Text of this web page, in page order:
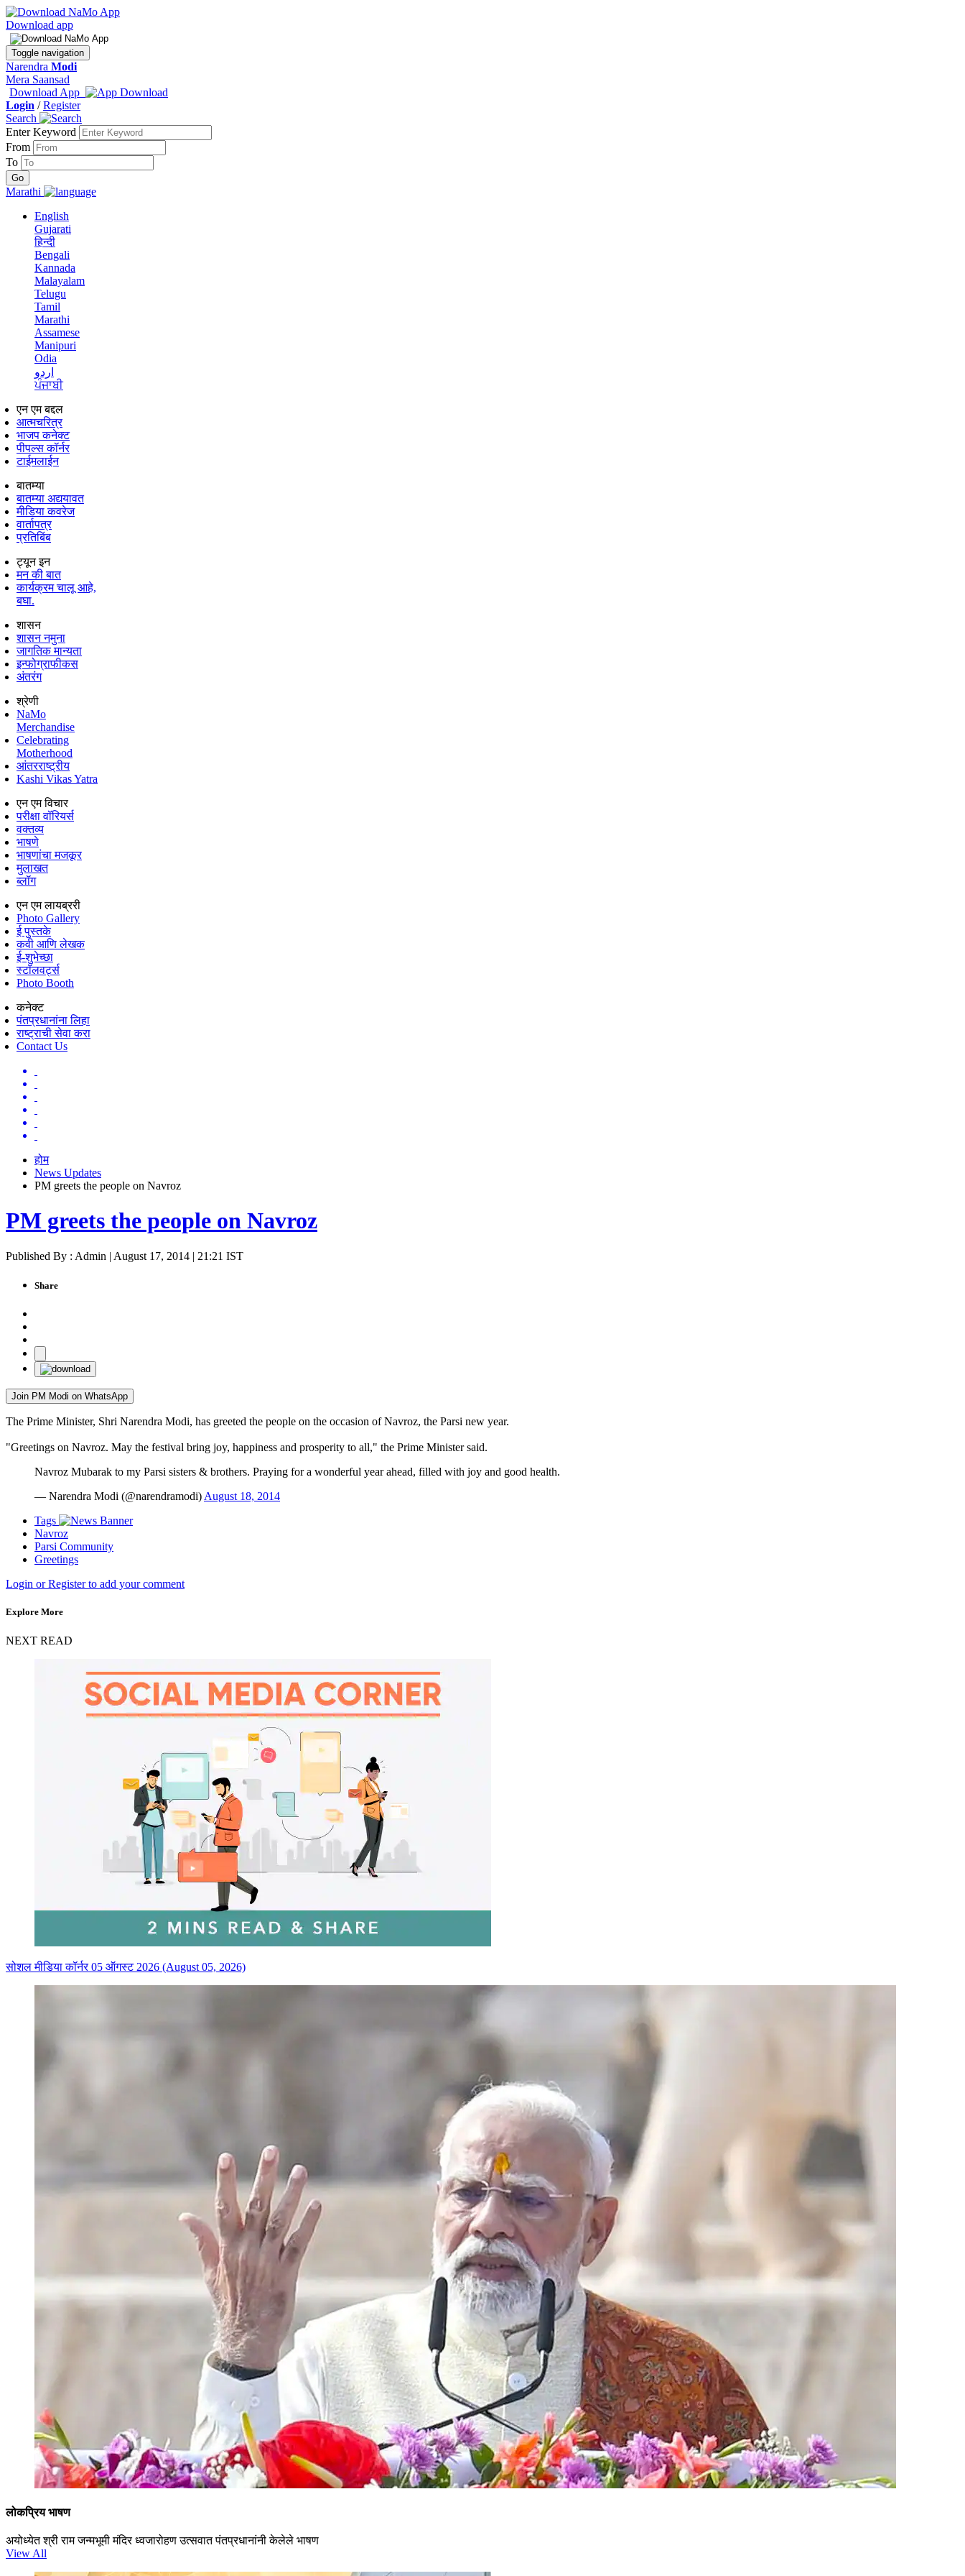
Download app
Toggle navigation
Narendra Modi
Mera Saansad
Download App
Login /Register
Search
Enter Keyword
From
To
Marathi
English
Gujarati
हिन्दी
Bengali
Kannada
Malayalam
Telugu
Tamil
Marathi
Assamese
Manipuri
Odia
اردو
ਪੰਜਾਬੀ
एन एम बद्दल
आत्मचरित्र
भाजप कनेक्ट
पीपल्स कॉर्नर
टाईमलाईन
बातम्या
बातम्या अद्ययावत
मीडिया कवरेज
वार्तापत्र
प्रतिबिंब
ट्यून इन
मन की बात
कार्यक्रम चालू आहे,
बघा.
शासन
शासन नमुना
जागतिक मान्यता
इन्फोग्राफीकस
अंतरंग
श्रेणी
NaMo
Merchandise
Celebrating
Motherhood
आंतरराष्ट्रीय
Kashi Vikas Yatra
एन एम विचार
परीक्षा वॉरियर्स
वक्तव्य
भाषणे
भाषणांचा मजकूर
मुलाखत
ब्लॉग
एन एम लायब्ररी
Photo Gallery
ई पुस्तके
कवी आणि लेखक
ई-शुभेच्छा
स्टॉलवर्ट्स
Photo Booth
कनेक्ट
पंतप्रधानांना लिहा
राष्ट्राची सेवा करा
Contact Us
होम
News Updates
PM greets the people on Navroz
PM greets the people on Navroz
Published By : Admin | August 17, 2014 | 21:21 IST
Share
Join PM Modi on WhatsApp
The Prime Minister, Shri Narendra Modi, has greeted the people on the occasion of Navroz, the Parsi new year.
"Greetings on Navroz. May the festival bring joy, happiness and prosperity to all," the Prime Minister said.
Navroz Mubarak to my Parsi sisters & brothers. Praying for a wonderful year ahead, filled with joy and good health.
— Narendra Modi (@narendramodi) August 18, 2014
Tags
Navroz
Parsi Community
Greetings
Login or Register to add your comment
Explore More
NEXT READ
सोशल मीडिया कॉर्नर 05 ऑगस्ट 2026 (August 05, 2026)
लोकप्रिय भाषण
अयोध्येत श्री राम जन्मभूमी मंदिर ध्वजारोहण उत्सवात पंतप्रधानांनी केलेले भाषण
View All